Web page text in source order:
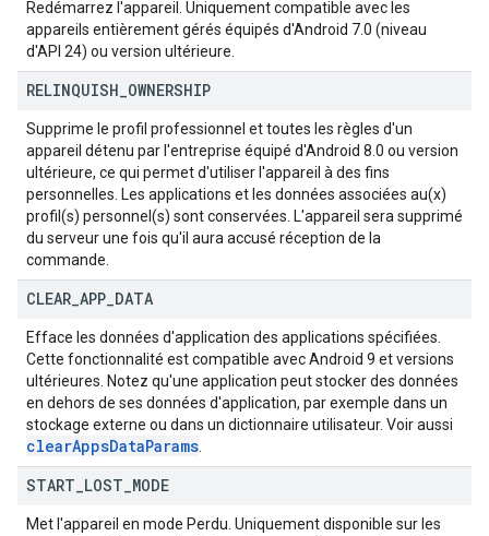
Redémarrez l'appareil. Uniquement compatible avec les
appareils entièrement gérés équipés d'Android 7.0 (niveau
d'API 24) ou version ultérieure.
RELINQUISH OWNERSHIP
Supprime le profil professionnel et toutes les règles d'un
appareil détenu par l'entreprise équipé d'Android 8.0 ou version
ultérieure, ce qui permet d'utiliser l'appareil à des fins
personnelles. Les applications et les données associées au(x)
profil(s) personnel(s) sont conservées. L'appareil sera supprimé
du serveur une fois qu'il aura accusé réception de la
commande.
CLEAR APP DATA
Efface les données d'application des applications spécifiées.
Cette fonctionnalité est compatible avec Android 9 et versions
ultérieures. Notez qu'une application peut stocker des données
en dehors de ses données d'application, par exemple dans un
stockage externe ou dans un dictionnaire utilisateur. Voir aussi
clearAppsDataParams
START LOST MODE
Met l'appareil en mode Perdu. Uniquement disponible sur les